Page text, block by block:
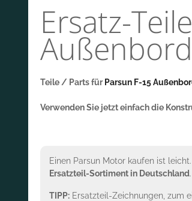
Ersatz-
Teile / Parts für Parsun F-15
Verwenden Sie jetzt einfach die
Einen Parsun Motor kaufen ist
Ersatzteil-Sortiment in Deutschland
TIPP: Ersatzteil-Zeichnungen, zum